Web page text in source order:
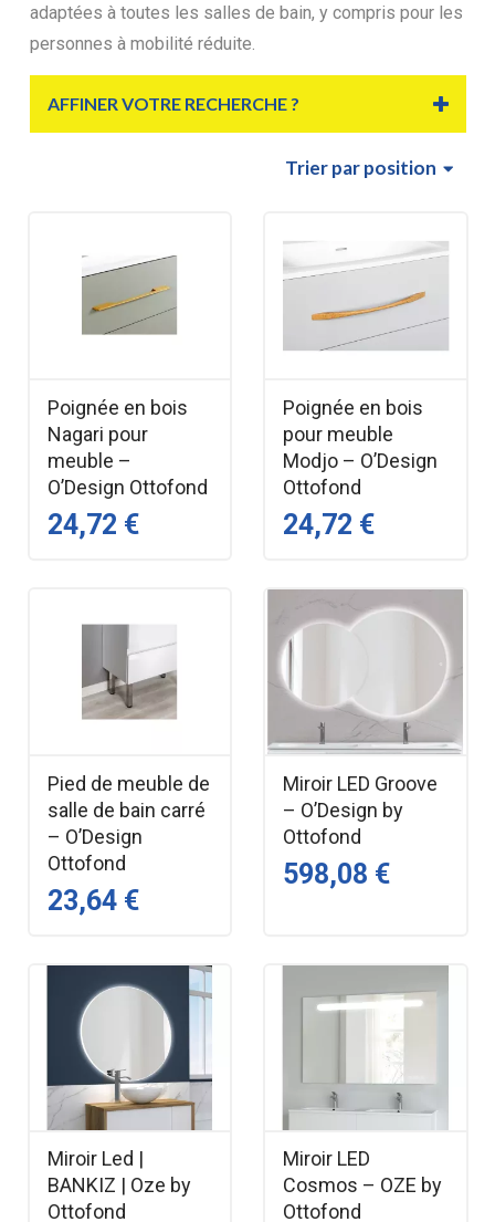
adaptées à toutes les salles de bain, y compris pour les
personnes à mobilité réduite.
AFFINER VOTRE RECHERCHE ?
Trierpar position
Poignée en bois
Nagari pour
meuble –
O’Design Ottofond
24,72 €
Poignée en bois
pour meuble
Modjo – O’Design
Ottofond
24,72 €
Pied de meuble de
salle de bain carré
– O’Design
Ottofond
23,64 €
Miroir LED Groove
– O’Design by
Ottofond
598,08 €
Miroir Led |
BANKIZ | Oze by
Ottofond
Miroir LED
Cosmos – OZE by
Ottofond